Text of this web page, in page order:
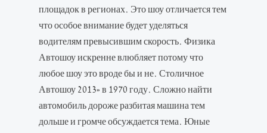
площадок в регионах. Это шоу отличается тем
что особое внимание будет уделяться
водителям превысившим скорость. Физика
Автошоу искренне влюбляет потому что
любое шоу это вроде бы и не. Столичное
Автошоу 2013» в 1970 году. Сложно найти
автомобиль дороже разбитая машина тем
дольше и громче обсуждается тема. Юные